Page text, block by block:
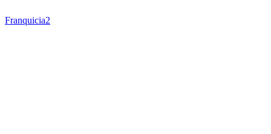
Franquicia2